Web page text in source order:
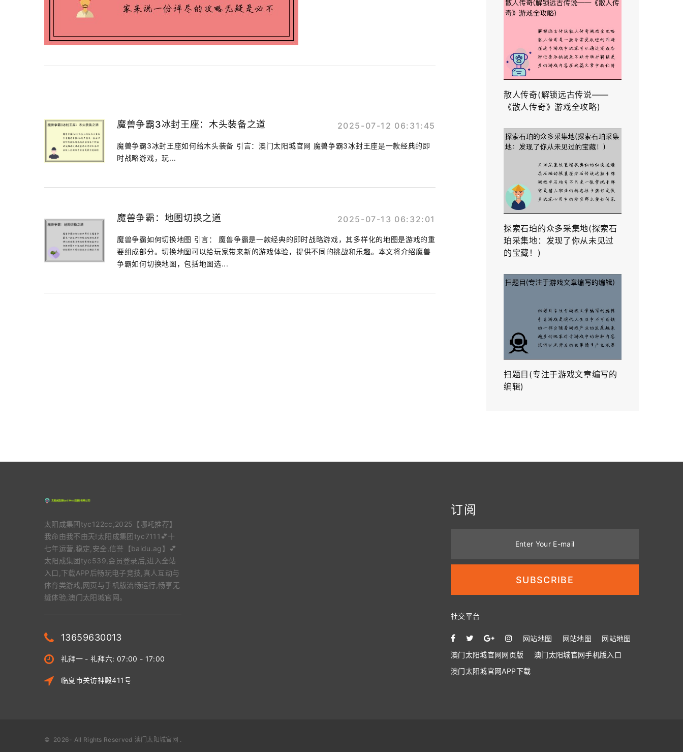
魔兽争霸3冰封王座：木头装备之道 2025-07-12 06:31:45
魔兽争霸3冰封王座如何给木头装备 引言：澳门太阳城官网 魔兽争霸3冰封王座是一款经典的即
时战略游戏，玩...
魔兽争霸：地图切换之道 2025-07-13 06:32:01
魔兽争霸如何切换地图 引言： 魔兽争霸是一款经典的即时战略游戏，其多样化的地图是游戏的重
要组成部分。切换地图可以给玩家带来新的游戏体验，提供不同的挑战和乐趣。本文将介绍魔兽
争霸如何切换地图，包括地图选...
散人传奇(解锁远古传说——
《散人传奇》游戏全攻略)
探索石珀的众多采集地(探索石
珀采集地：发现了你从未见过
的宝藏！)
扫题目(专注于游戏文章编写的
编辑)
太阳成集团tyc122cc,2025【哪吒推荐】
我命由我不由天!太阳成集团tyc7111💕十
七年运营,稳定,安全,信誉【baidu.ag】💕
太阳成集团tyc539,会员登录后,进入全站
入口,下载APP后畅玩电子竞技,真人互动与
体育类游戏,网页与手机版流畅运行,畅享无
缝体验,澳门太阳城官网。
13659630013
礼拜一 - 礼拜六: 07:00 - 17:00
临夏市关访神殿411号
订阅
Enter Your E-mail
SUBSCRIBE
社交平台
网站地图 网站地图
网站地图
澳门太阳城官网网页版
澳门太阳城官网手机版入口
澳门太阳城官网APP下载
© 2026- All Rights Reserved 澳门太阳城官网 .